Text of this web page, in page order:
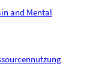
and Mental